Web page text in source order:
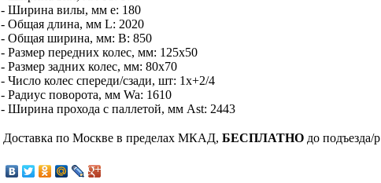
- Ширина вилы, мм e: 180
- Общая длина, мм L: 2020
- Общая ширина, мм: В: 850
- Размер передних колес, мм: 125x50
- Размер задних колес, мм: 80x70
- Число колес спереди/сзади, шт: 1х+2/4
- Радиус поворота, мм Wa: 1610
- Ширина прохода с паллетой, мм Ast: 2443
Доставка по Москве в пределах МКАД, БЕСПЛАТНО до подъезда/p